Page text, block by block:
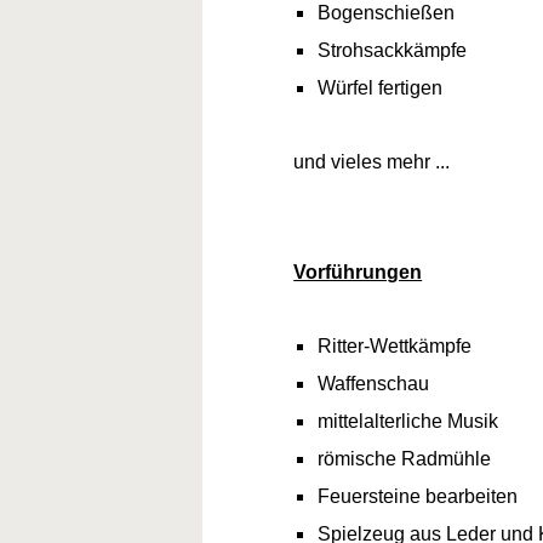
Bogenschießen
Strohsackkämpfe
Würfel fertigen
und vieles mehr ...
Vorführungen
Ritter-Wettkämpfe
Waffenschau
mittelalterliche Musik
römische Radmühle
Feuersteine bearbeiten
Spielzeug aus Leder und